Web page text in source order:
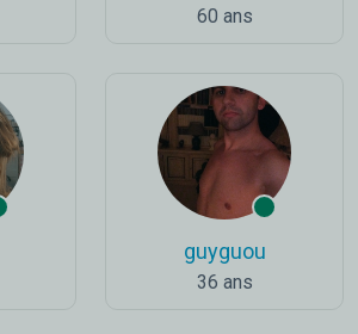
60 ans
guyguou
36 ans